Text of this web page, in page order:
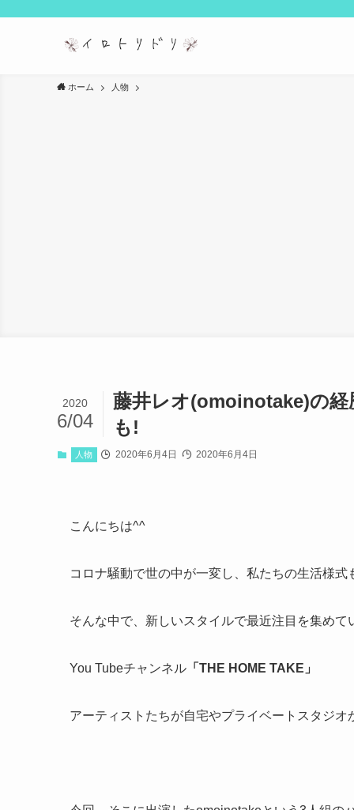
ホーム 人物
藤井レオ(omoinotake)の
も!
2020
6/04
人物 2020年6月4日 2020年6月4日
こんにちは^^
コロナ騒動で世の中が一変し、私たちの生活様
そんな中で、新しいスタイルで最近注目を集めて
You Tubeチャンネル 「THE HOME TAKE」
アーティストたちが自宅やプライベートスタジ